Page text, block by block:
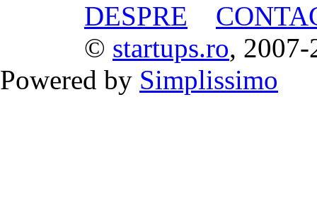
DESPRE
© startups.ro, 2007-
Powered by Simplissimo